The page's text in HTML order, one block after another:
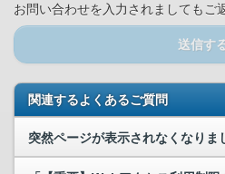
お問い合わせを入力されましてもご
送信す
関連するよくあるご質問